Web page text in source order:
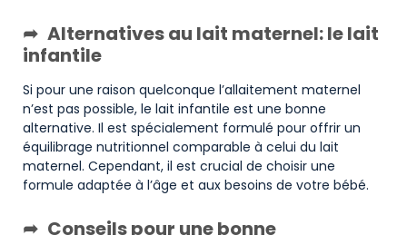
Alternatives au lait maternel: le lait
infantile
Si pour une raison quelconque l’allaitement maternel
n’est pas possible, le lait infantile est une bonne
alternative. Il est spécialement formulé pour offrir un
équilibrage nutritionnel comparable à celui du lait
maternel. Cependant, il est crucial de choisir une
formule adaptée à l’âge et aux besoins de votre bébé.
Conseils pour une bonne